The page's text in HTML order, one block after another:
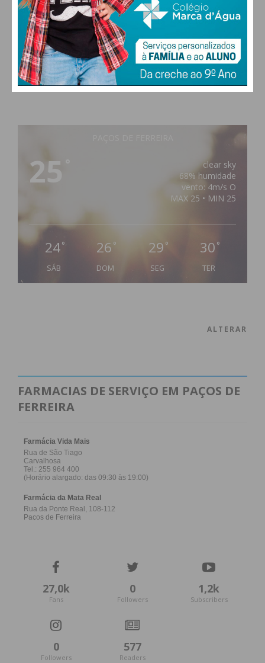
25
clear sky
68% humidade
vento: 4m/s O
MAX 25 • MIN 25
24°
SÁB
26 °
DOM
29 °
SEG
30 °
TER
ALTERAR
FARMACIAS DE SERVIÇO EM PAÇOS DE
FERREIRA
27,0k
Fans
0
Followers
1,2k
Subscribers
0
Followers
577
Readers